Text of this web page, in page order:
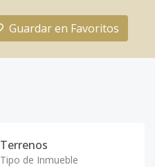
Guardar en Favoritos
Terrenos
Tipo de Inmueble